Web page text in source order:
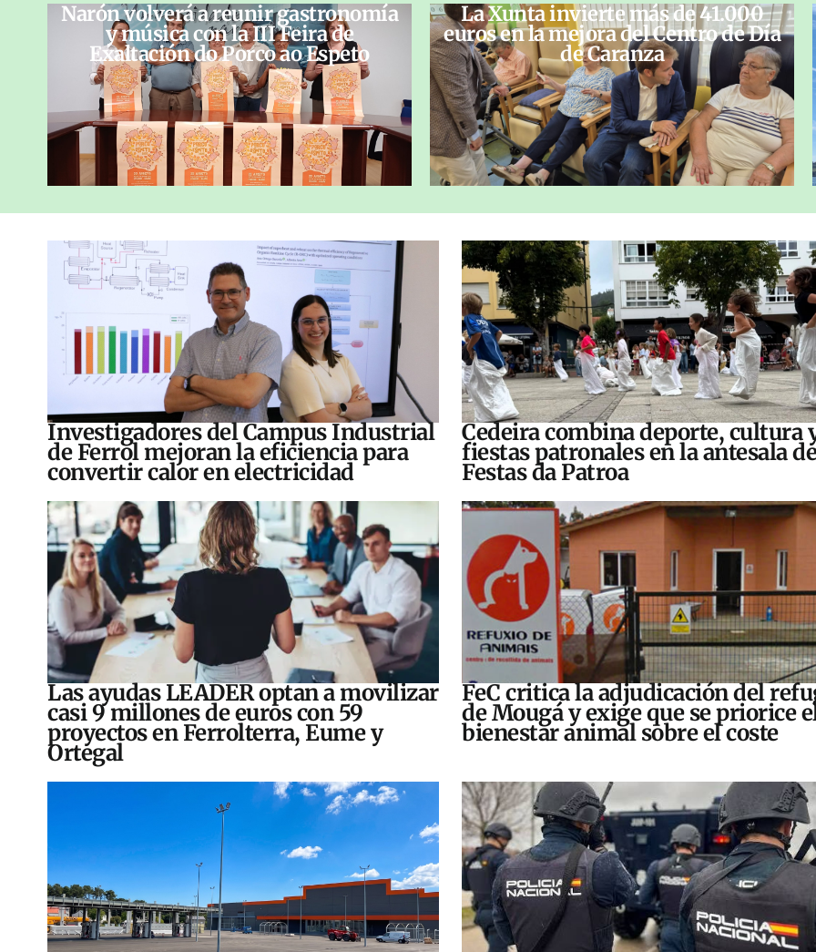
Narón volverá a reunir gastronomía
y música con la III Feira de
Exaltación do Porco ao Espeto
La Xunta invierte más de 41.000
euros en la mejora del Centro de Día
de Caranza
Investigadores del Campus Industrial
de Ferrol mejoran la eficiencia para
convertir calor en electricidad
Cedeira combina deporte, cultura
fiestas patronales en la antesala
Festas da Patroa
Las ayudas LEADER optan a movilizar
casi 9 millones de euros con 59
proyectos en Ferrolterra, Eume y
Ortegal
FeC critica la adjudicación del
de Mougá y exige que se priorice
bienestar animal sobre el coste